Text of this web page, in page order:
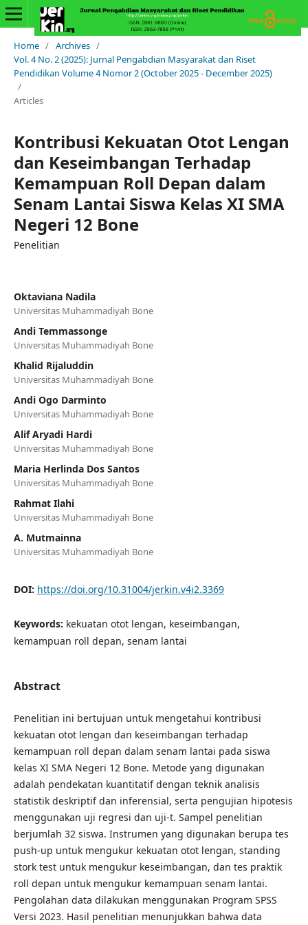
Home / Archives /
Vol. 4 No. 2 (2025): Jurnal Pengabdian Masyarakat dan Riset
Pendidikan Volume 4 Nomor 2 (October 2025 - December 2025)
/
Articles
Kontribusi Kekuatan Otot Lengan
dan Keseimbangan Terhadap
Kemampuan Roll Depan dalam
Senam Lantai Siswa Kelas XI SMA
Negeri 12 Bone
Penelitian
Oktaviana Nadila
Universitas Muhammadiyah Bone
Andi Temmassonge
Universitas Muhammadiyah Bone
Khalid Rijaluddin
Universitas Muhammadiyah Bone
Andi Ogo Darminto
Universitas Muhammadiyah Bone
Alif Aryadi Hardi
Universitas Muhammadiyah Bone
Maria Herlinda Dos Santos
Universitas Muhammadiyah Bone
Rahmat Ilahi
Universitas Muhammadiyah Bone
A. Mutmainna
Universitas Muhammadiyah Bone
DOI: https://doi.org/10.31004/jerkin.v4i2.3369
Keywords: kekuatan otot lengan, keseimbangan,
kemampuan roll depan, senam lantai
Abstract
Penelitian ini bertujuan untuk mengetahui kontribusi
kekuatan otot lengan dan keseimbangan terhadap
kemampuan roll depan dalam senam lantai pada siswa
kelas XI SMA Negeri 12 Bone. Metode yang digunakan
adalah pendekatan kuantitatif dengan teknik analisis
statistik deskriptif dan inferensial, serta pengujian hipotesis
menggunakan uji regresi dan uji-t. Sampel penelitian
berjumlah 32 siswa. Instrumen yang digunakan berupa tes
push-up untuk mengukur kekuatan otot lengan, standing
stork test untuk mengukur keseimbangan, dan tes praktik
roll depan untuk mengukur kemampuan senam lantai.
Pengolahan data dilakukan menggunakan Program SPSS
Versi 2023. Hasil penelitian menunjukkan bahwa data